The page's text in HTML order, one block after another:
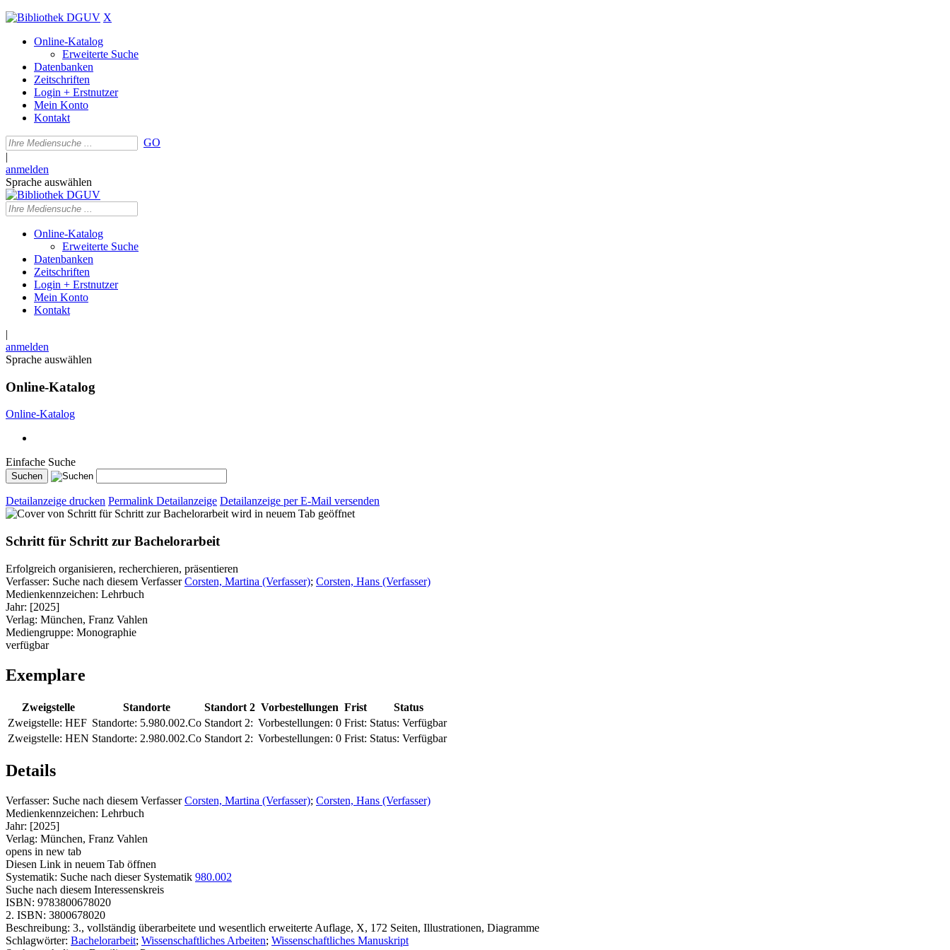
X
Online-Katalog
Erweiterte Suche
Datenbanken
Zeitschriften
Login + Erstnutzer
Mein Konto
Kontakt
GO
|
anmelden
Sprache auswählen
Online-Katalog
Erweiterte Suche
Datenbanken
Zeitschriften
Login + Erstnutzer
Mein Konto
Kontakt
|
anmelden
Sprache auswählen
Online-Katalog
Online-Katalog
Einfache Suche
Detailanzeige drucken Permalink Detailanzeige Detailanzeige per E-Mail versenden
wird in neuem Tab geöffnet
Schritt für Schritt zur Bachelorarbeit
Erfolgreich organisieren, recherchieren, präsentieren
Verfasser: Suche nach diesem Verfasser Corsten, Martina (Verfasser); Corsten, Hans (Verfasser)
Medienkennzeichen: Lehrbuch
Jahr: [2025]
Verlag: München, Franz Vahlen
Mediengruppe: Monographie
verfügbar
Exemplare
Zweigstelle Standorte Standort 2 Vorbestellungen Frist
Status
Zweigstelle: HEF Standorte: 5.980.002.Co Standort 2: Vorbestellungen: 0 Frist: Status: Verfügbar
Zweigstelle: HEN Standorte: 2.980.002.Co Standort 2: Vorbestellungen: 0 Frist: Status: Verfügbar
Details
Verfasser: Suche nach diesem Verfasser Corsten, Martina (Verfasser); Corsten, Hans (Verfasser)
Medienkennzeichen: Lehrbuch
Jahr: [2025]
Verlag: München, Franz Vahlen
opens in new tab
Diesen Link in neuem Tab öffnen
Systematik: Suche nach dieser Systematik 980.002
Suche nach diesem Interessenskreis
ISBN: 9783800678020
2. ISBN: 3800678020
Beschreibung: 3., vollständig überarbeitete und wesentlich erweiterte Auflage, X, 172 Seiten, Illustrationen, Diagramme
Schlagwörter: Bachelorarbeit; Wissenschaftliches Arbeiten; Wissenschaftliches Manuskript